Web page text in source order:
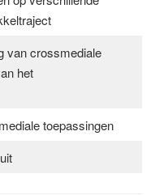
van crossmediale
het
toepassingen